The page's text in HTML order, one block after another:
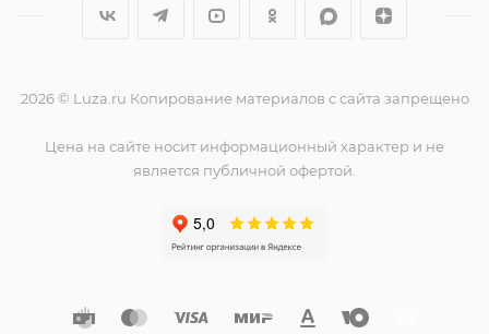
2026 © Luza.ru Копирование материалов с сайта запрещено
Цена на сайте носит информационный характер и не
является публичной офертой.